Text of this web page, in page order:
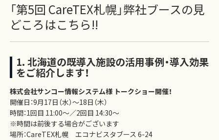
「第5回 CareTEX札幌」弊社ブースの見
どころはこちら!!
1. 北海道の既導入施設の活用事例・導入効果
をご紹介します！
株式会社サンコー情報システム様 トークショー開催！
開催日：9月17日（水）～18日（木）
時間：1回目 11:00～／2回目 14:30～
※時間は前後する場合がございます
場所：CareTEX札幌 エコナビスタブース 6-24